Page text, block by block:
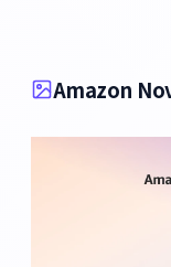
Amazon